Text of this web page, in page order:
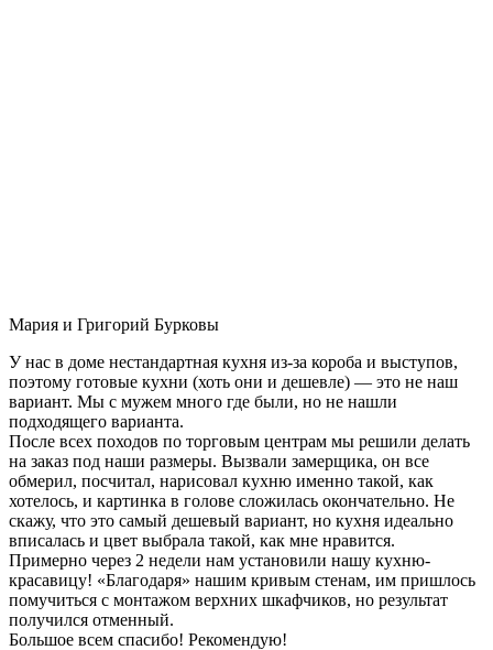
Мария и Григорий Бурковы
У нас в доме нестандартная кухня из-за короба и выступов,
поэтому готовые кухни (хоть они и дешевле) — это не наш
вариант. Мы с мужем много где были, но не нашли
подходящего варианта.
После всех походов по торговым центрам мы решили делать
на заказ под наши размеры. Вызвали замерщика, он все
обмерил, посчитал, нарисовал кухню именно такой, как
хотелось, и картинка в голове сложилась окончательно. Не
скажу, что это самый дешевый вариант, но кухня идеально
вписалась и цвет выбрала такой, как мне нравится.
Примерно через 2 недели нам установили нашу кухню-
красавицу! «Благодаря» нашим кривым стенам, им пришлось
помучиться с монтажом верхних шкафчиков, но результат
получился отменный.
Большое всем спасибо! Рекомендую!